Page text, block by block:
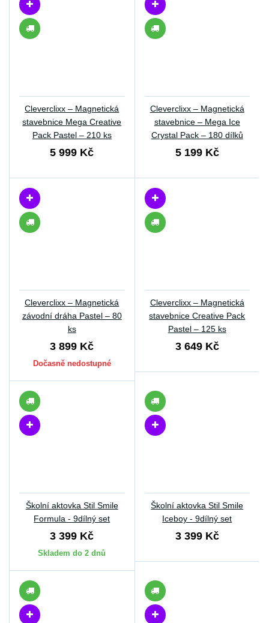
Cleverclixx – Magnetická
stavebnice Mega Creative
Pack Pastel – 210 ks
5 999 Kč
Cleverclixx – Magnetická
stavebnice – Mega Ice
Crystal Pack – 180 dílků
5 199 Kč
Cleverclixx – Magnetická
závodní dráha Pastel – 80
ks
3 899 Kč
Dočasně nedostupné
Cleverclixx – Magnetická
stavebnice Creative Pack
Pastel – 125 ks
3 649 Kč
Školní aktovka Stil Smile
Formula - 9dílný set
3 399 Kč
Skladem do 2 dnů
Školní aktovka Stil Smile
Iceboy - 9dílný set
3 399 Kč